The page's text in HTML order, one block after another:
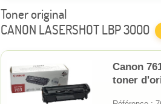
Toner original
CANON LASERSHOT LBP 3000
Canon
toner